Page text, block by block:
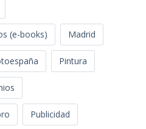
(e-books) Madrid
Pintura
Publicidad